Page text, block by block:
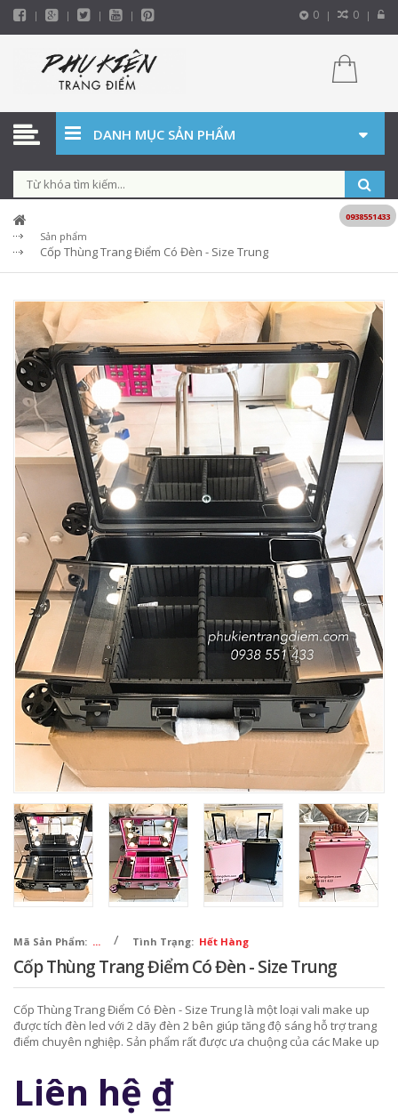
0 0
DANH MỤC SẢN PHẨM
Sản phẩm
Cốp Thùng Trang Điểm Có Đèn - Size Trung
Mã Sản Phẩm: ... / Tình Trạng: Hết Hàng
Cốp Thùng Trang Điểm Có Đèn - Size Trung
Cốp Thùng Trang Điểm Có Đèn - Size Trung là một loại vali make up
được tích đèn led với 2 dãy đèn 2 bên giúp tăng độ sáng hỗ trợ trang
điểm chuyên nghiệp. Sản phẩm rất được ưa chuộng của các Make up
Liên hệ ₫
0938551433